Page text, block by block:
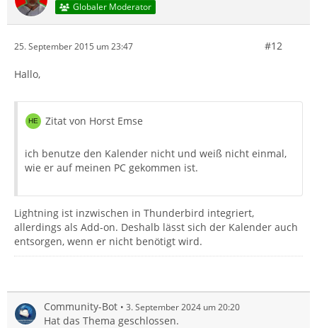
Globaler Moderator
25. September 2015 um 23:47 #12
Hallo,
Zitat von Horst Emse
ich benutze den Kalender nicht und weiß nicht einmal,
wie er auf meinen PC gekommen ist.
Lightning ist inzwischen in Thunderbird integriert,
allerdings als Add-on. Deshalb lässt sich der Kalender auch
entsorgen, wenn er nicht benötigt wird.
Community-Bot 3. September 2024 um 20:20
Hat das Thema geschlossen.